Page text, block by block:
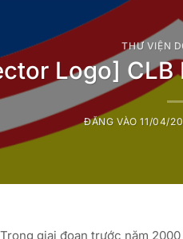
THƯ VIỆN
Logo]
ĐĂNG VÀO11/04/
giai đoạn trước năm